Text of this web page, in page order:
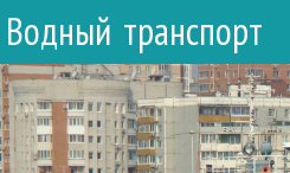
Водный транспорт